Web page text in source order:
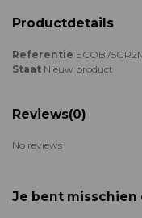
Productdetails
Referentie
Staat Nieuw product
Reviews(0)
No reviews
Je bent